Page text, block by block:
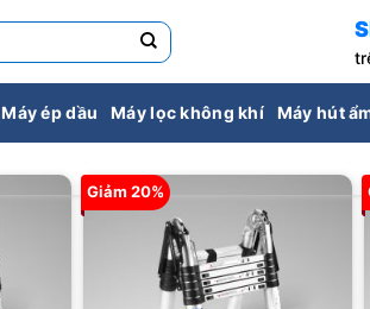
Máy ép dầu Máy lọc không khí Máy hút
Giảm 20%